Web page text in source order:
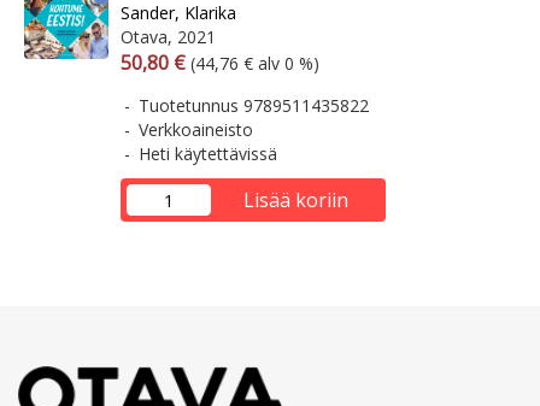
Sander, Klarika
Otava, 2021
Arvonlisäverollinen hinta
50,80 € Arvonlisäveroton hinta
(44,76 € alv 0 %)
Tuotetunnus 9789511435822
Verkkoaineisto
Heti käytettävissä
Lisää koriin